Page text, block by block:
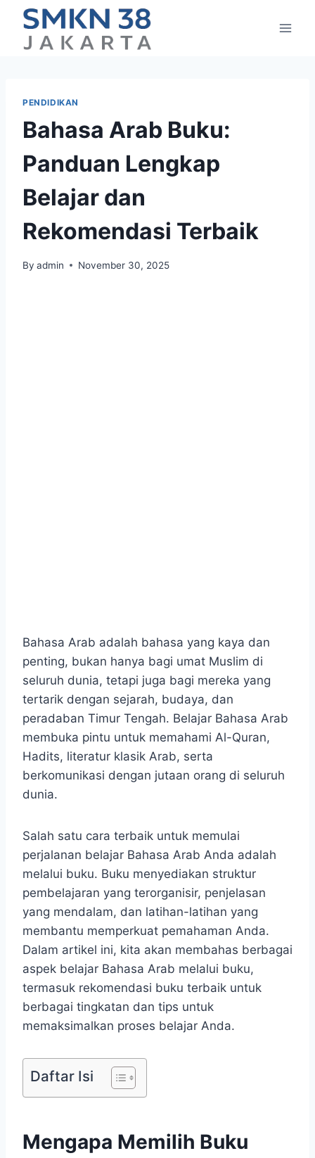
content
PENDIDIKAN
Bahasa Arab Buku:
Panduan Lengkap
Belajar dan
Rekomendasi Terbaik
By admin November 30, 2025
Bahasa Arab adalah bahasa yang kaya dan
penting, bukan hanya bagi umat Muslim di
seluruh dunia, tetapi juga bagi mereka yang
tertarik dengan sejarah, budaya, dan
peradaban Timur Tengah. Belajar Bahasa Arab
membuka pintu untuk memahami Al-Quran,
Hadits, literatur klasik Arab, serta
berkomunikasi dengan jutaan orang di seluruh
dunia.
Salah satu cara terbaik untuk memulai
perjalanan belajar Bahasa Arab Anda adalah
melalui buku. Buku menyediakan struktur
pembelajaran yang terorganisir, penjelasan
yang mendalam, dan latihan-latihan yang
membantu memperkuat pemahaman Anda.
Dalam artikel ini, kita akan membahas berbagai
aspek belajar Bahasa Arab melalui buku,
termasuk rekomendasi buku terbaik untuk
berbagai tingkatan dan tips untuk
memaksimalkan proses belajar Anda.
Daftar Isi
Mengapa Memilih Buku